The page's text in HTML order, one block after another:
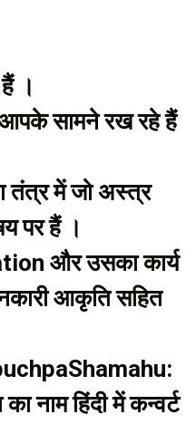
हैं ।
सामने रख रहे हैं
तंत्र में जो अस्त्र
पर हैं ।
और उसका कार्य
आकृति सहित
नाम हिंदी में कन्वर्ट